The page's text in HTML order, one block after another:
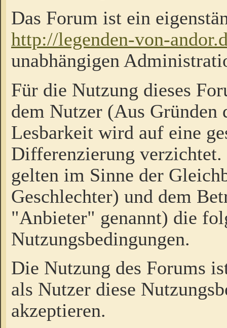
Das Forum ist ein
http://legenden-von-
unabhängigen
Für die Nutzung dieses
dem Nutzer (Aus Gründen
Lesbarkeit wird auf eine
Differenzierung
gelten im Sinne der
Geschlechter) und dem
"Anbieter" genannt) die
Nutzungsbedingungen.
Die Nutzung des Forums
als Nutzer diese
akzeptieren.